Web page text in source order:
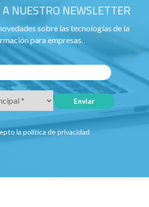
NUESTRO NEWSLETTER
sobre las tecnologías de la
para empresas.
la política de privacidad